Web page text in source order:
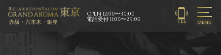
menu
TEL
赤坂・六本木・銀座
OPEN 12:00〜30:00
電話受付 11:00〜29:00